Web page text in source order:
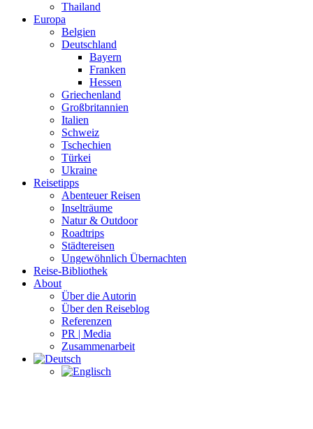
Thailand
Europa
Belgien
Deutschland
Bayern
Franken
Hessen
Griechenland
Großbritannien
Italien
Schweiz
Tschechien
Türkei
Ukraine
Reisetipps
Abenteuer Reisen
Inselträume
Natur & Outdoor
Roadtrips
Städtereisen
Ungewöhnlich Übernachten
Reise-Bibliothek
About
Über die Autorin
Über den Reiseblog
Referenzen
PR | Media
Zusammenarbeit